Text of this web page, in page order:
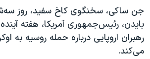
جن ساکی، سخنگوی کاخ سفید، روز
بایدن، رئیس‌جمهوری آمریکا، هفته
رهبران اروپایی درباره حمله روسیه به
می‌کند.